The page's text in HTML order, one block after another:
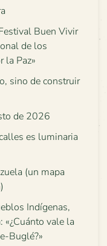
Buen Vivir
de los
la Paz»
sino de construir
de 2026
es luminaria
(un mapa
Indígenas,
vale la
Buglé?»